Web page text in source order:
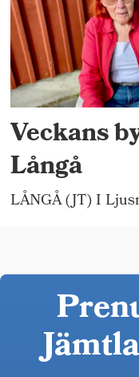
Veckans
Långå
LÅNGÅ (JT) I